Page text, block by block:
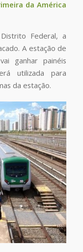
da América
Federal, a
A estação de
ganhar painéis
utilizada para
da estação.